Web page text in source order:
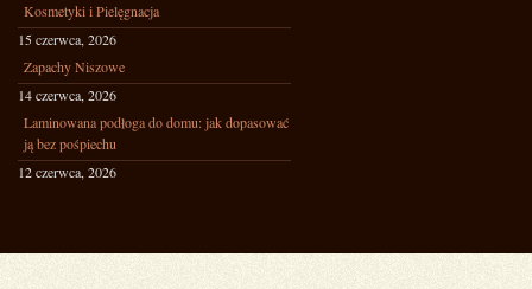
Kosmetyki i Pielęgnacja
15 czerwca, 2026
Zapachy Niszowe
14 czerwca, 2026
Laminowana podłoga do domu: jak dopasować
ją bez pośpiechu
12 czerwca, 2026